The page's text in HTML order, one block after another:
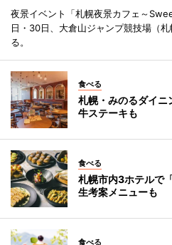
夜景イベント「札幌夜景カフェ～
日・30日、大倉山ジャンプ競技場（
る。
食べる
札幌・みのるダイ
牛ステーキも
食べる
札幌市内3ホテルで
生考案メニューも
食べる